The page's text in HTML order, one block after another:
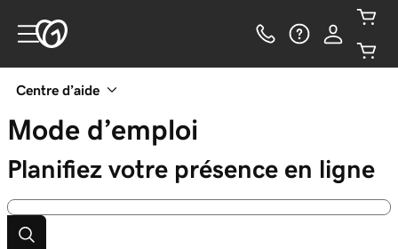
Centre d’aide
Mode d’emploi
Planifiez votre présence en ligne